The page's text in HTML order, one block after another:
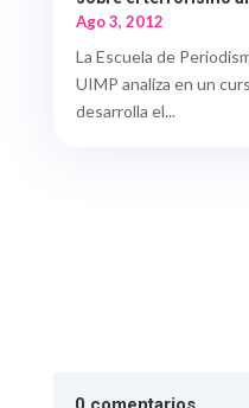
Ago 3, 2012
La Escuela de
UIMP analiza en un
desarrolla el...